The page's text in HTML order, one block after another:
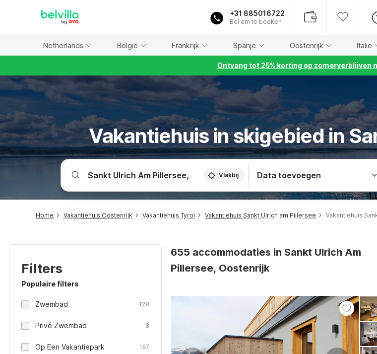
+31 885016722
Bel om te boeken
Netherlands België Frankrijk Spanje Oostenrijk Italië
Ontvang tot 25% korting op zomerverblijven
Vakantiehuis in skigebied in
Vlakbij Data toevoegen
Home Vakantiehuis Oostenrijk Vakantiehuis Tyrol Vakantiehuis Sankt Ulrich am Pillersee Vakantiehuis
Filters
Populaire filters
Zwembad 128
Privé Zwembad 8
Op Een Vakantiepark 157
655 accommodaties in Sankt Ulrich Am
Pillersee, Oostenrijk